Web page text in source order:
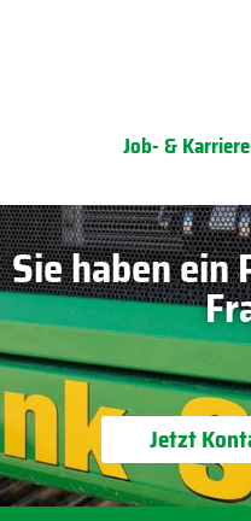
Job- &
Sie haben ein
Jetzt